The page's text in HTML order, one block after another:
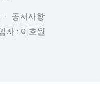
공지사항
자 : 이호원